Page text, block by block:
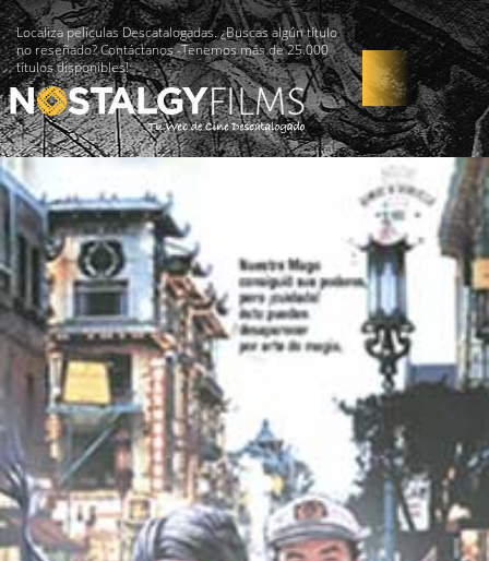
Localiza películas Descatalogadas. ¿Buscas algún título
no reseñado? Contáctanos -Tenemos más de 25.000
títulos disponibles!